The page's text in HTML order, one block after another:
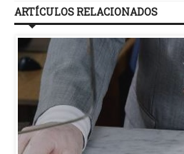
ARTÍCULOS RELACIONADOS